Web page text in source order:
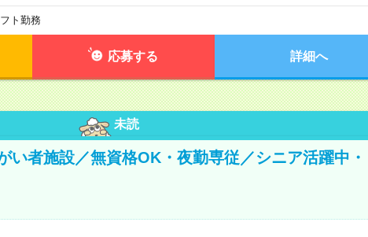
ト勤務
応募する 詳細へ
未読
い者施設／無資格OK・夜勤専従／シニア活躍中・